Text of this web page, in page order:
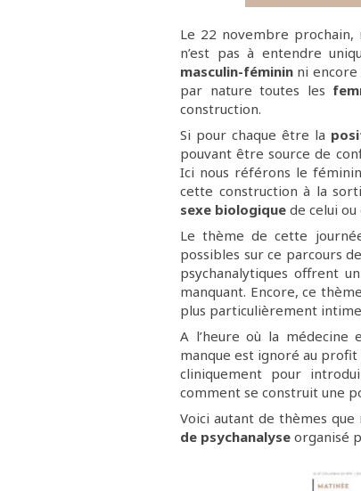
Le 22 novembre prochain,
n’est pas à entendre
masculin-féminin ni encore
par nature toutes les
construction.
Si pour chaque être la
pouvant être source de
Ici nous référons le
cette construction à la
sexe biologique de celui ou
Le thème de cette
possibles sur ce parcours
psychanalytiques offrent
manquant. Encore, ce
plus particulièrement
A l’heure où la médecine
manque est ignoré au
cliniquement pour
comment se construit une
Voici autant de thèmes que
de psychanalyse organisé